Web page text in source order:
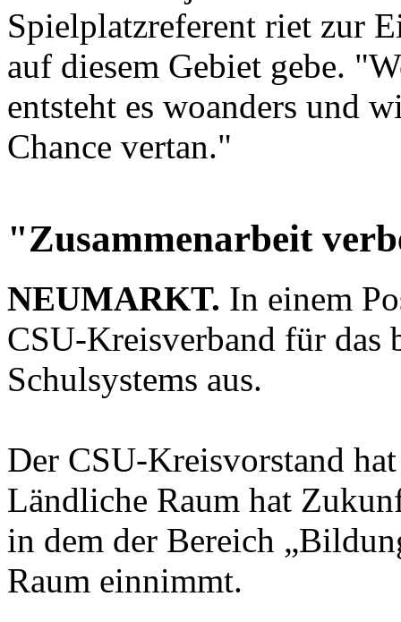
Spielplatzreferent riet zur
auf diesem Gebiet gebe.
entsteht es woanders und
Chance vertan."
"Zusammenarbeit
NEUMARKT. In einem
CSU-Kreisverband für das
Schulsystems aus.
Der CSU-Kreisvorstand
Ländliche Raum hat
in dem der Bereich
Raum einnimmt.